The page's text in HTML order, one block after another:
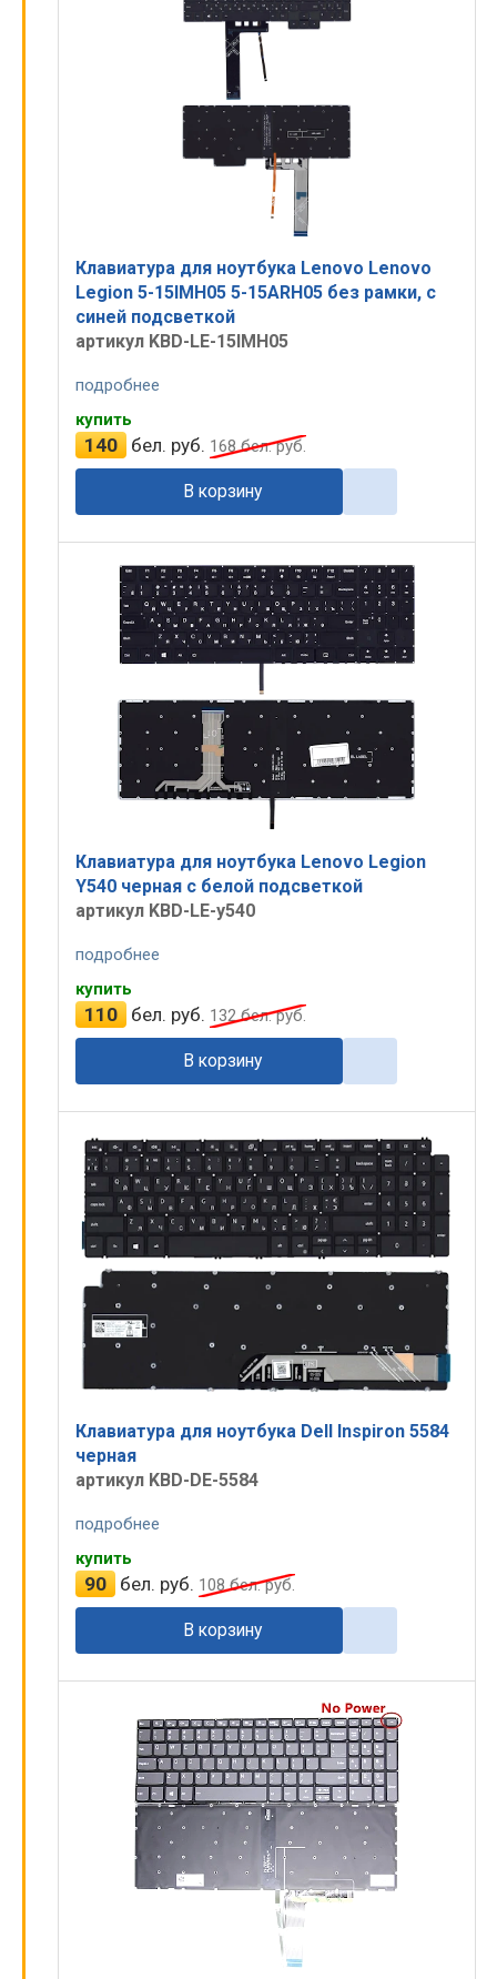
Клавиатура для ноутбука Lenovo Lenovo
Legion 5-15IMH05 5-15ARH05 без рамки, с
синей подсветкой
артикул KBD-LE-15IMH05
подробнее
купить
140 бел. руб. 168бел. руб.
В корзину
Клавиатура для ноутбука Lenovo Legion
Y540 черная с белой подсветкой
артикул KBD-LE-y540
подробнее
купить
110 бел. руб. 132бел. руб.
В корзину
Клавиатура для ноутбука Dell Inspiron 5584
черная
артикул KBD-DE-5584
подробнее
купить
90 бел. руб. 108бел. руб.
В корзину